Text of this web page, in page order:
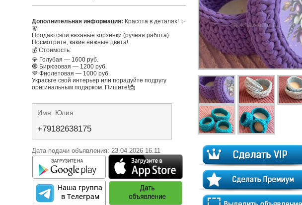
Дополнительная информация: Красота в деталях! ✨
🧚
Продаю свои вязаные корзинки (ручная работа).
Посмотрите, какие нежные цвета!
💰 Стоимость:
💎 Голубая — 1600 руб.
🧿 Бирюзовая — 1200 руб.
💜 Фиолетовая — 1000 руб.
Украсьте свой интерьер или порадуйте подругу
оригинальным подарком. Пишите!📩
Имя: Юлия
+79182638175
Дата подачи объявления: 23.04.2026 16.11